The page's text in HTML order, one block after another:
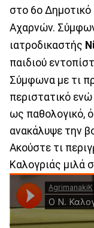
στο 6ο
Αχαρνών.
ιατροδικαστής
παιδιού
Σύμφωνα με τι
περιστατικό
ως παθολογικό,
ανακάλυψε την
Ακούστε τι
Καλογριάς μιλά